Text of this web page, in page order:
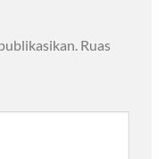
Ruas